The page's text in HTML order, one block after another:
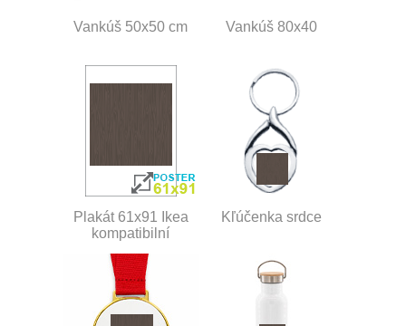
Vankúš 50x50 cm Vankúš 80x40
Plakát 61x91 Ikea
kompatibilní
Kľúčenka srdce